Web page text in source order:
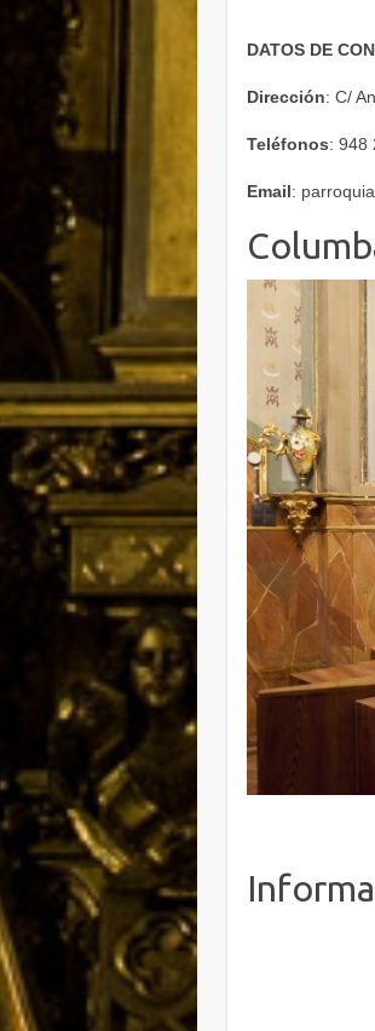
DATOS DE
Dirección: C/
Teléfonos: 948
Email:
(